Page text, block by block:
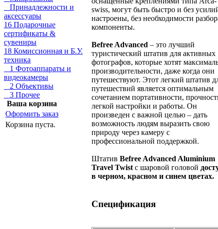
Принадлежности и
аксессуары
16 Подарочные
сертификаты &
сувениры
18 Комиссионная и Б.У.
техника
1 Фотоаппараты и
видеокамеры
2 Объективы
3 Прочее
Ваша корзина
Оформить заказ
Корзина пуста.
swiss, могут быть быстро и без
настроены, без необходимости
компоненты.
Befree Advanced – это лучший
туристический штатив для активных
фотографов, которые хотят
производительности, даже когда они
путешествуют. Этот легкий штатив
путешествий является оптимальным
сочетанием портативности,
легкой настройки и работы. Он
произведен с важной целью – дать
возможность людям выразить свою
природу через камеру с
профессиональной поддержкой.
Штатив Befree Advanced Aluminium
Travel Twist с шаровой головой
в черном, красном и синем цветах.
Спецификация